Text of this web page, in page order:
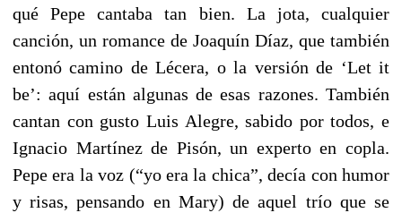
qué Pepe cantaba tan bien. La jota, cualquier
canción, un romance de Joaquín Díaz, que también
entonó camino de Lécera, o la versión de ‘Let it
be’: aquí están algunas de esas razones. También
cantan con gusto Luis Alegre, sabido por todos, e
Ignacio Martínez de Pisón, un experto en copla.
Pepe era la voz (“yo era la chica”, decía con humor
y risas, pensando en Mary) de aquel trío que se